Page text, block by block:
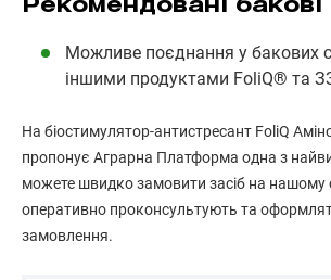
Рекомендовані бакові
Можливе поєднання у бакових
іншими продуктами FoliQ® та
На біостимулятор-антистресант FoliQ
пропонує Аграрна Платформа одна з
можете швидко замовити засіб на нашому
оперативно проконсультують та
замовлення.